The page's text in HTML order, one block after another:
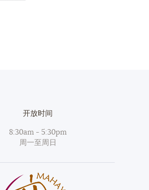
开放时间
8:30am - 5:30pm
周一至周日